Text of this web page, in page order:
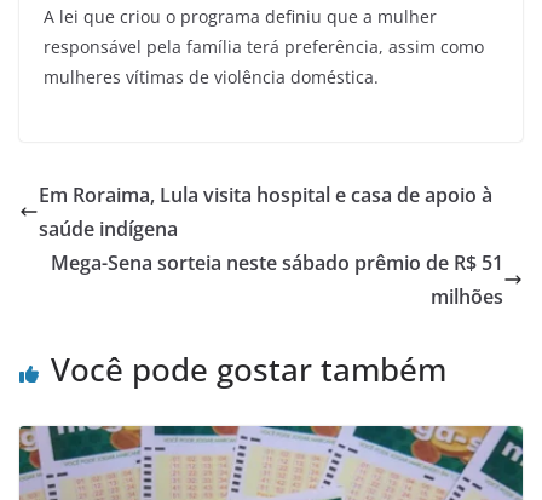
A lei que criou o programa definiu que a mulher
responsável pela família terá preferência, assim como
mulheres vítimas de violência doméstica.
Em Roraima, Lula visita hospital e casa de apoio à
saúde indígena
Mega-Sena sorteia neste sábado prêmio de R$ 51
milhões
Você pode gostar também